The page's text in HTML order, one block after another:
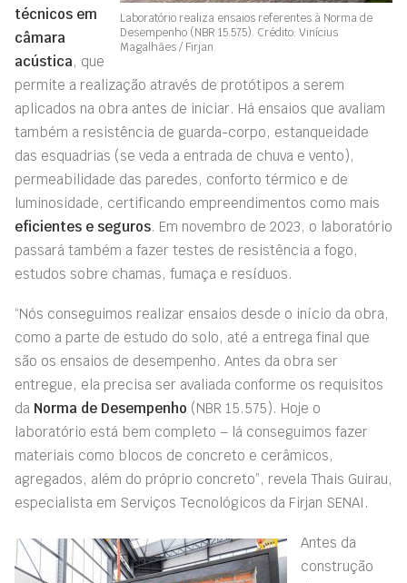
Laboratório realiza ensaios referentes à Norma de
Desempenho (NBR 15.575). Crédito: Vinícius
Magalhães / Firjan.
técnicos em
câmara
acústica, que
permite a realização através de protótipos a serem
aplicados na obra antes de iniciar. Há ensaios que avaliam
também a resistência de guarda-corpo, estanqueidade
das esquadrias (se veda a entrada de chuva e vento),
permeabilidade das paredes, conforto térmico e de
luminosidade, certificando empreendimentos como mais
eficientes e seguros. Em novembro de 2023, o laboratório
passará também a fazer testes de resistência a fogo,
estudos sobre chamas, fumaça e resíduos.
“Nós conseguimos realizar ensaios desde o início da obra,
como a parte de estudo do solo, até a entrega final que
são os ensaios de desempenho. Antes da obra ser
entregue, ela precisa ser avaliada conforme os requisitos
da Norma de Desempenho (NBR 15.575). Hoje o
laboratório está bem completo – lá conseguimos fazer
materiais como blocos de concreto e cerâmicos,
agregados, além do próprio concreto”, revela Thais Guirau,
especialista em Serviços Tecnológicos da Firjan SENAI.
Antes da
construção